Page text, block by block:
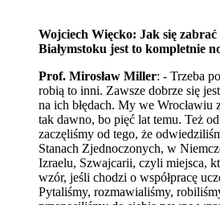
Wojciech Więcko: Jak się
Białymstoku jest to kompletnie
Prof. Mirosław Miller: - Trzeba
robią to inni. Zawsze dobrze się
na ich błędach. My we Wrocławiu
tak dawno, bo pięć lat temu. Też
zaczęliśmy od tego, że
Stanach Zjednoczonych, w
Izraelu, Szwajcarii, czyli miejsca,
wzór, jeśli chodzi o współpracę
Pytaliśmy, rozmawialiśmy,